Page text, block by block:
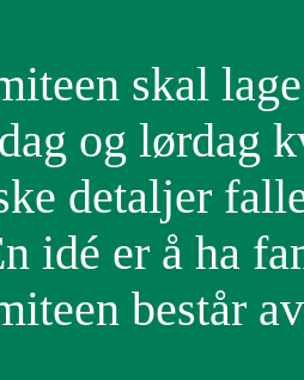
skal
og lørdag
detaljer
idé er å ha
består